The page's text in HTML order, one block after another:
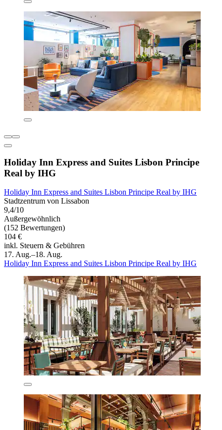
Holiday Inn Express and Suites Lisbon Principe
Real by IHG
Holiday Inn Express and Suites Lisbon Principe Real by IHG
Stadtzentrum von Lissabon
9,4/10
Außergewöhnlich
(152 Bewertungen)
104 €
inkl. Steuern & Gebühren
17. Aug.–18. Aug.
Holiday Inn Express and Suites Lisbon Principe Real by IHG